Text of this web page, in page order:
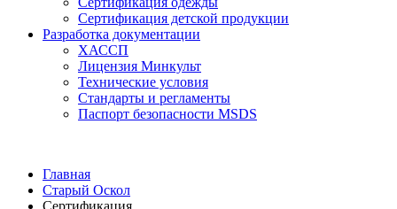
Сертификация детской продукции
Разработка документации
ХАССП
Лицензия Минкульт
Технические условия
Стандарты и регламенты
Паспорт безопасности MSDS
Главная
Старый Оскол
Сертификация